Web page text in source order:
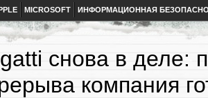
MICROSOFT ИНФОРМАЦИОННАЯ
снова в деле:
компания